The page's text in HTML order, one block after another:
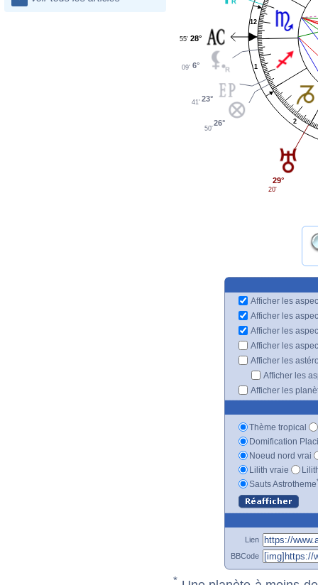
1
2
12
28°
55'
6°
09'
23°
41'
26°
50'
29°
20'
Afficher les
Afficher les
Afficher les
Afficher les
Afficher les
Afficher les
Afficher les
Thème tropical
Domification
Noeud nord vrai
Lilith vraie
Sauts Astrotheme
Lien
BBCode
*